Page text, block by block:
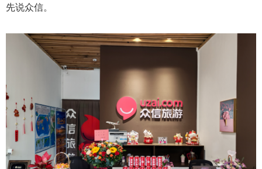
先说众信。